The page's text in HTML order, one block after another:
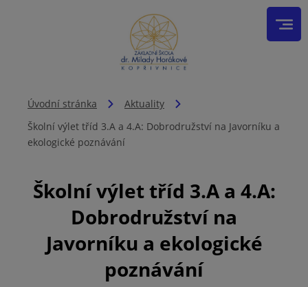
Úvodní stránka
Aktuality
Školní výlet tříd 3.A a 4.A: Dobrodružství na Javorníku a
ekologické poznávání
Školní výlet tříd 3.A a 4.A:
Dobrodružství na
Javorníku a ekologické
poznávání